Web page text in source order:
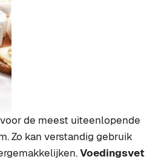
de meest uiteenlopende
Zo kan verstandig gebruik
Voedingsvet